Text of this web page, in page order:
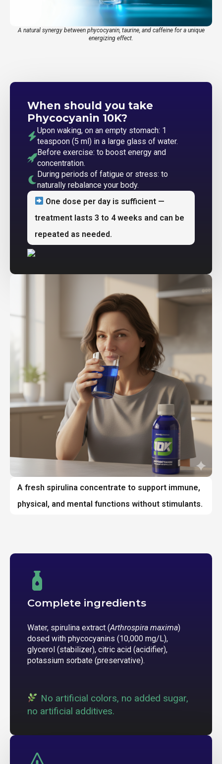
A natural synergy between phycocyanin, taurine, and caffeine for a unique
energizing effect.
When should you take
Phycocyanin 10K?
Upon waking, on an empty stomach: 1
teaspoon (5 ml) in a large glass of water.
Before exercise: to boost energy and
concentration.
During periods of fatigue or stress: to
naturally rebalance your body.
One dose per day is sufficient —
treatment lasts 3 to 4 weeks and can be
repeated as needed.
A fresh spirulina concentrate to support immune,
physical, and mental functions without stimulants.
Complete ingredients
Water, spirulina extract (Arthrospira maxima)
dosed with phycocyanins (10,000 mg/L),
glycerol (stabilizer), citric acid (acidifier),
potassium sorbate (preservative).
No artificial colors, no added sugar,
no artificial additives.